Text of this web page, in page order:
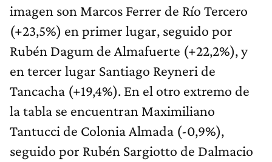
imagen son Marcos Ferrer de Río Tercero
(+23,5%) en primer lugar, seguido por
Rubén Dagum de Almafuerte (+22,2%), y
en tercer lugar Santiago Reyneri de
Tancacha (+19,4%). En el otro extremo de
la tabla se encuentran Maximiliano
Tantucci de Colonia Almada (-0,9%),
seguido por Rubén Sargiotto de Dalmacio